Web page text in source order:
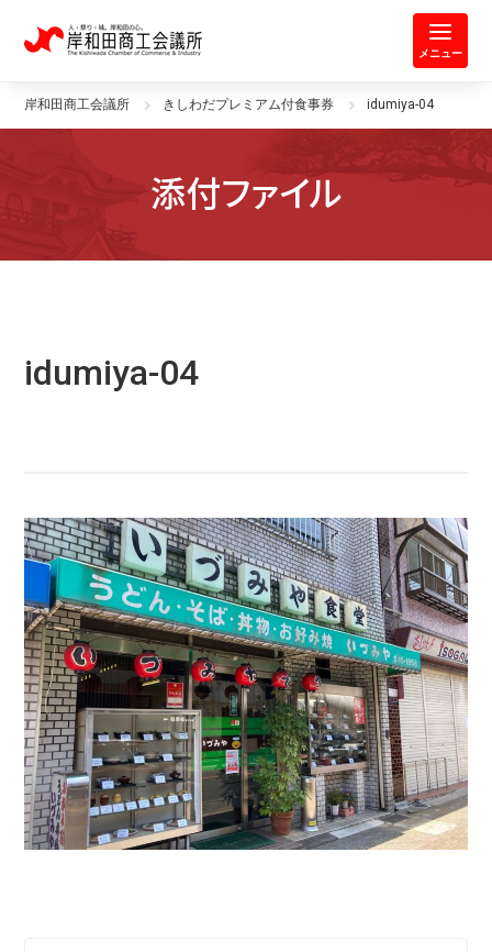
岸和田商工会議所 | 人・祭り・城。
メニュー
岸和田商工会議所 きしわだプレミアム付食事券 idumiya-04
添付ファイル
idumiya-04